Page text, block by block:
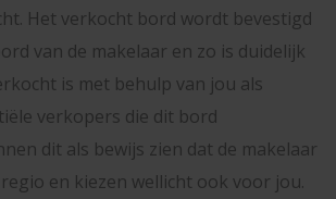
Het verkocht bord wordt bevestigd
van de makelaar en zo is duidelijk
is met behulp van jou als
verkopers die dit bord
dit als bewijs zien dat de makelaar
en kiezen wellicht ook voor jou.